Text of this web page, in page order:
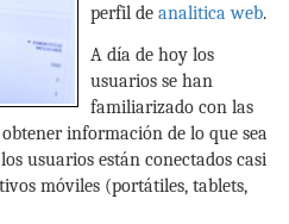
perfil de analitica web.
A día de hoy los
usuarios se han
familiarizado con las
información de lo que sea
usuarios están conectados casi
móviles (portátiles, tablets,